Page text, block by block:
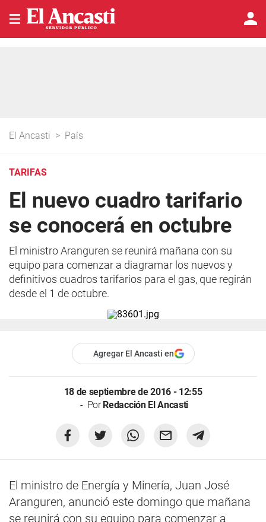
El Ancasti > País
TARIFAS
El nuevo cuadro tarifario
se conocerá en octubre
El ministro Aranguren se reunirá mañana con su
equipo para comenzar a diagramar los nuevos y
definitivos cuadros tarifarios para el gas, que regirán
desde el 1 de octubre.
Agregar El Ancasti en
18 de septiembre de 2016 - 12:55
PorRedacción El Ancasti
El ministro de Energía y Minería, Juan José
Aranguren, anunció este domingo que mañana
se reunirá con su equipo para comenzar a